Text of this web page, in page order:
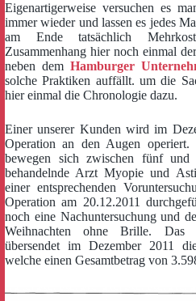
Eigenartigerweise versuchen es
immer wieder und lassen es jedes
am Ende tatsächlich
Zusammenhang hier noch einmal
neben dem Hamburger
solche Praktiken auffällt. um die
hier einmal die Chronologie dazu.
Einer unserer Kunden wird im
Operation an den Augen
bewegen sich zwischen fünf
behandelnde Arzt Myopie und
einer entsprechenden
Operation am 20.12.2011
noch eine Nachuntersuchung und
Weihnachten ohne Brille. Das
übersendet im Dezember 2011
welche einen Gesamtbetrag von